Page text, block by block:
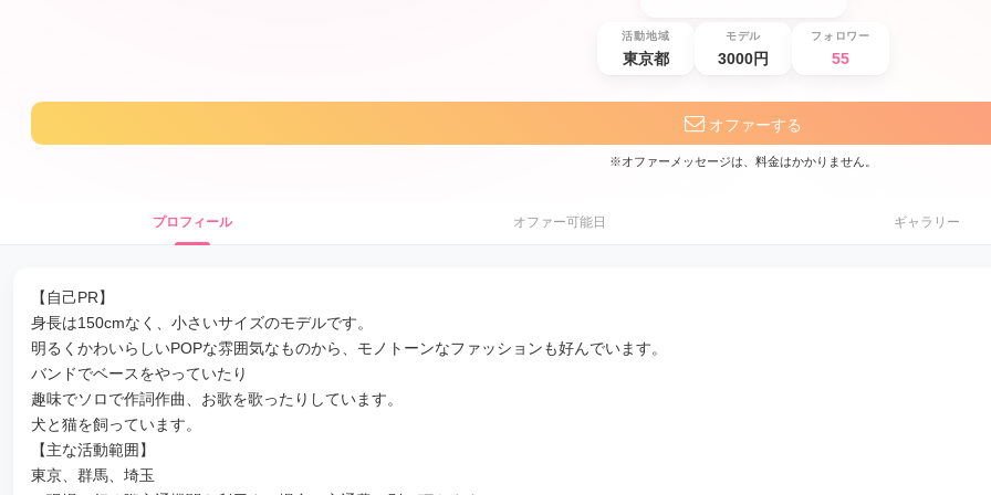
活動地域
東京都
モデル
3000円
フォロワー
55
オファーする
※オファーメッセージは、料金はかかりません。
プロフィール オファー可能日 ギャラリー
【自己PR】
身長は150cmなく、小さいサイズのモデルです。
明るくかわいらしいPOPな雰囲気なものから、モノトーンなファッションも好んでいます。
バンドでベースをやっていたり
趣味でソロで作詞作曲、お歌を歌ったりしています。
犬と猫を飼っています。
【主な活動範囲】
東京、群馬、埼玉